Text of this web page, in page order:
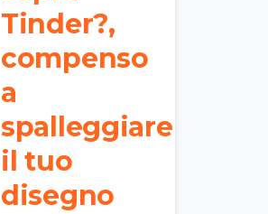
Tinder?,
compenso
a
spalleggiare
il tuo
disegno